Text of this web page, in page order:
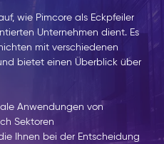
wie Pimcore als Eckpfeiler
Unternehmen dient. Es
mit verschiedenen
bietet einen Überblick über
Anwendungen von
Sektoren
Ihnen bei der Entscheidung